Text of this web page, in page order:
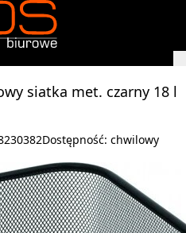
siatka met. czarny 18 l
Dostępność: chwilowy